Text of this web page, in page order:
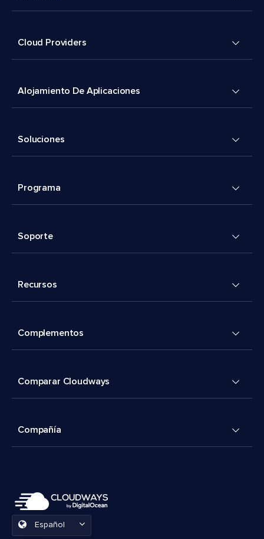
Cloud Providers
Alojamiento De Aplicaciones
Soluciones
Programa
Soporte
Recursos
Complementos
Comparar Cloudways
Compañía
Español